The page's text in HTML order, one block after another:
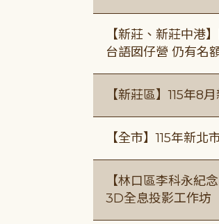
【新莊、新莊中港
台語囡仔營 仍有名
【新莊區】115年8
【全市】115年新
【林口區李科永紀
3D全息投影工作坊